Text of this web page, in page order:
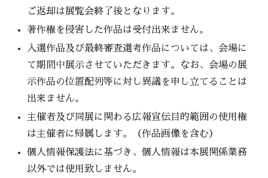
ご返却は展覧会終了後となります。
著作権を侵害した作品は受付出来ません。
入選作品及び最終審査選考作品については、会場に
て期間中展示させていただきます。なお、会場の展
示作品の位置配列等に対し異議を申し立てることは
出来ません。
主催者及び同展に関わる広報宣伝目的範囲の使用権
は主催者に帰属します。（作品画像を含む）
個人情報保護法に基づき、個人情報は本展関係業務
以外では使用致しません。